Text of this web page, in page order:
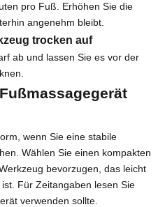
pro Fuß. Erhöhen Sie die
angenehm bleibt.
trocken auf
ab und lassen Sie es vor der
wenn Sie eine stabile
Wählen Sie einen kompakten
bevorzugen, das leicht
Für Zeitangaben lesen Sie
verwenden sollte